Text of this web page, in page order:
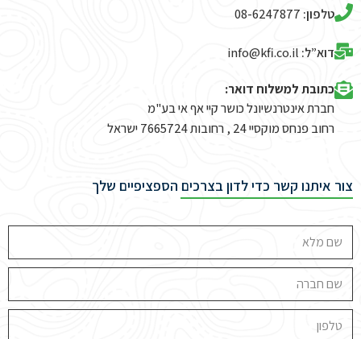
טלפון: 08-6247877
דוא”ל: info@kfi.co.il​
כתובת למשלוח דואר:
חברת אינטרנשיונל כושר קיי אף אי בע"מ
רחוב פנחס מוקסיי 24 , רחובות 7665724 ישראל
צור איתנו קשר כדי לדון בצרכים הספציפיים שלך